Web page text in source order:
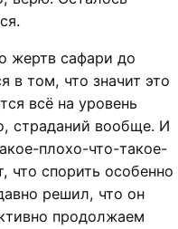
жертв сафари до
в том, что значит это
всё на уровень
страданий вообще. И
плохо-что-такое-
спорить особенно
решил, что он
продолжаем